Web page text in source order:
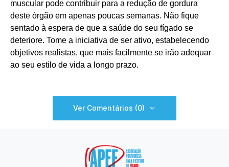
muscular pode contribuir para a redução de gordura
deste órgão em apenas poucas semanas. Não fique
sentado à espera de que a saúde do seu fígado se
deteriore. Tome a iniciativa de ser ativo, estabelecendo
objetivos realistas, que mais facilmente se irão adequar
ao seu estilo de vida a longo prazo.
Ver Comentários (0)